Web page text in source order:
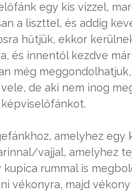
egy kis vízzel,
a liszttel, és addig
hűtjük, ekkor
és innentől kezdve
még
de aki nem inog
képviselőfánkot.
amelyhez
vajjal, amelyhez
rummal is
vékonyra, majd